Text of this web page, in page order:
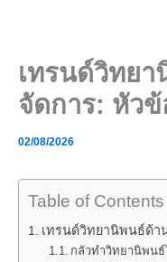
เทรนด์วิทย
จัดการ: หัว
02/08/2026
Table of Contents
เทรนด์วิทยานิพนธ์ด้า
กลัวทำวิทยานิพน